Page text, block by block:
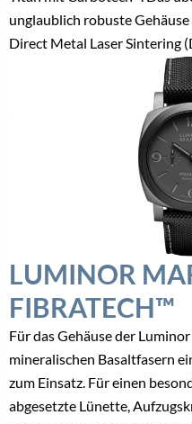
unglaublich robuste
Direct Metal Laser Sintering
LUMINOR
FIBRATECH™
Für das Gehäuse der
mineralischen Basaltfasern
zum Einsatz. Für einen
abgesetzte Lünette,